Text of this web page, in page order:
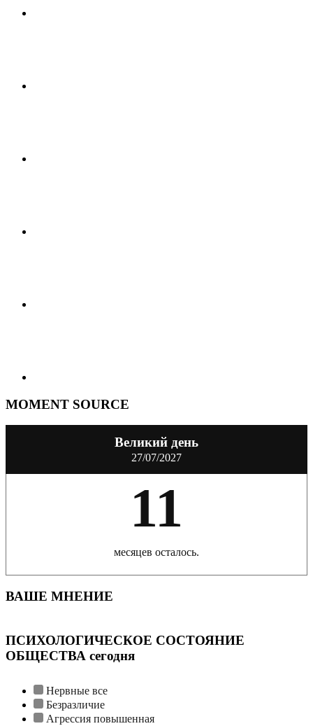
MOMENT SOURCE
Великий день
27/07/2027
11
месяцев осталось.
ВАШЕ МНЕНИЕ
ПСИХОЛОГИЧЕСКОЕ СОСТОЯНИЕ
ОБЩЕСТВА сегодня
Нервные все
Безразличие
Агрессия повышенная